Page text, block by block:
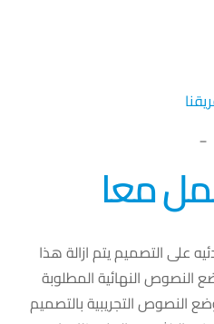
_
معا
على التصميم يتم ازالة هذا
النصوص النهائية المطلوبة
النصوص التجريبية بالتصميم